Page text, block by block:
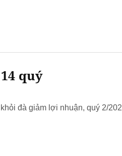
quý
đà giảm lợi nhuận, quý 2/